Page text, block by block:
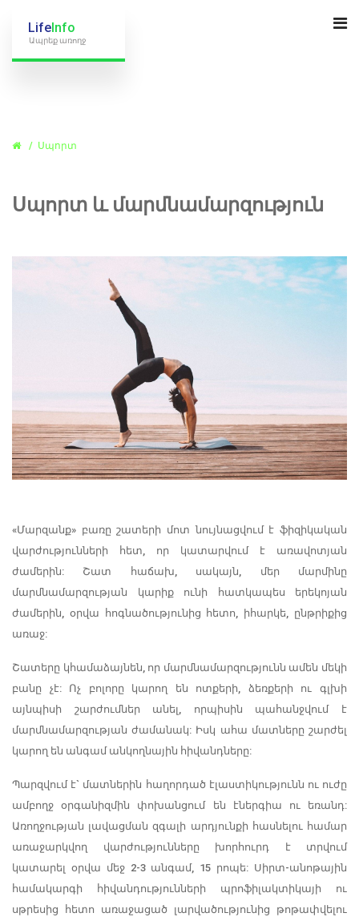
LifeInfo
Ապրեք առողջ
Սպորտ
Սպորտ և մարմնամարզություն
«Մարզանք» բառը շատերի մոտ նույնացվում է ֆիզիկական
վարժությունների հետ, որ կատարվում է առավոտյան
ժամերին: Շատ հաճախ, սակայն, մեր մարմինը
մարմնամարզության կարիք ունի հատկապես երեկոյան
ժամերին, օրվա հոգնածությունից հետո, իհարկե, ընթրիքից
առաջ:
Շատերը կհամաձայնեն, որ մարմնամարզությունն ամեն մեկի
բանը չէ: Ոչ բոլորը կարող են ոտքերի, ձեռքերի ու գլխի
այնպիսի շարժումներ անել, որպիսին պահանջվում է
մարմնամարզության ժամանակ: Իսկ ահա մատները շարժել
կարող են անգամ անկողնային հիվանդները:
Պարզվում է` մատներին հաղորդած էլաստիկությունն ու ուժը
ամբողջ օրգանիզմին փոխանցում են էներգիա ու եռանդ:
Առողջության լավացման զգալի արդյունքի հասնելու համար
առաջարկվող վարժությունները խորհուրդ է տրվում
կատարել օրվա մեջ 2-3 անգամ, 15 րոպե: Սիրտ-անոթային
համակարգի հիվանդությունների պրոֆիլակտիկայի ու
սթրեսից հետո առաջացած լարվածությունից թոթափվելու